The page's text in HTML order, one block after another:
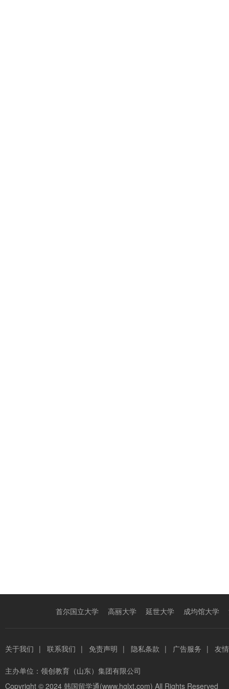
首尔国立大学 高丽大学 延世大学 成均馆大学
关于我们 | 联系我们 | 免责声明 | 隐私条款 | 广告服务 | 友
主办单位： 领创教育（山东）集团有限公司
Copyright © 2024 韩国留学通(www.hglxt.com) All Rights Reserved